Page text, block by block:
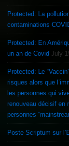
Protected: La
contaminations
Protected: En
un an de Covid July
Protected: Le
risques alors que
les personnes qui
renouveau décisif en matière
personnes
Poste Scriptum sur